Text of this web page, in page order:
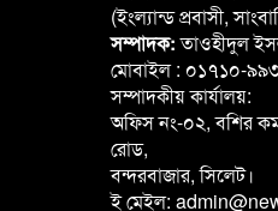
(ইংল্যান্ড প্রবাসী,
সম্পাদক:তাওহীদুল
মোবাইল : ০১৭১০-
সম্পাদকীয় কার্যালয়:
অফিস নং-০২, বশির
রোড,
বন্দরবাজার, সিলেট।
ই মেইল: